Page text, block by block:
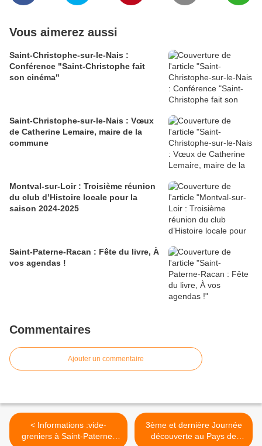
Vous aimerez aussi
Saint-Christophe-sur-le-Nais :
Conférence "Saint-Christophe fait
son cinéma"
Saint-Christophe-sur-le-Nais : Vœux
de Catherine Lemaire, maire de la
commune
Montval-sur-Loir : Troisième réunion
du club d’Histoire locale pour la
saison 2024-2025
Saint-Paterne-Racan : Fête du livre, À
vos agendas !
Commentaires
Ajouter un commentaire
< Informations :vide-
greniers à Saint-Paterne-
3ème et dernière Journée
découverte au Pays de